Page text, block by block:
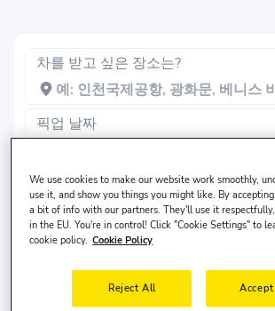
차를 받고 싶은 장소는?
픽업 날짜
반납 날짜
11 8월, 화
다른 반납 장소?
We use cookies to make our website work smoothly,
use it, and show you things you might like. By
a bit of info with our partners. They'll use it
in the EU. You're in control! Click "Cookie Settings" to
cookie policy. Cookie Policy
Reject All